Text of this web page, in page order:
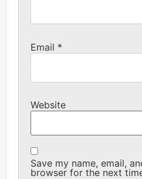
Email *
Website
Save my name, email,
browser for the next